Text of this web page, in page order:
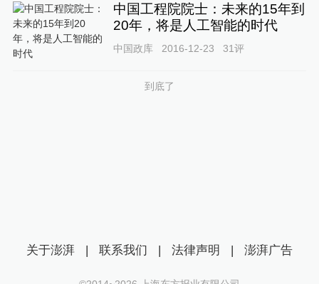
中国工程院院士：未来的15年到
20年，将是人工智能的时代
中国政库 2016-12-23 31评
到底了
关于澎湃 | 联系我们 | 法律声明 | 澎湃广告